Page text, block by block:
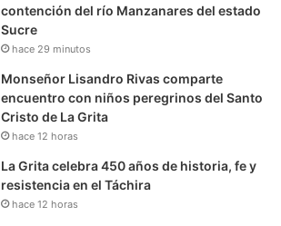
contención del río Manzanares del estado
Sucre
hace 29 minutos
Monseñor Lisandro Rivas comparte
encuentro con niños peregrinos del Santo
Cristo de La Grita
hace 12 horas
La Grita celebra 450 años de historia, fe y
resistencia en el Táchira
hace 12 horas